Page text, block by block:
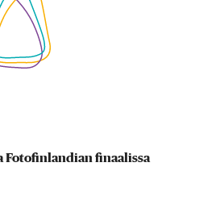
Fotofinlandian finaalissa